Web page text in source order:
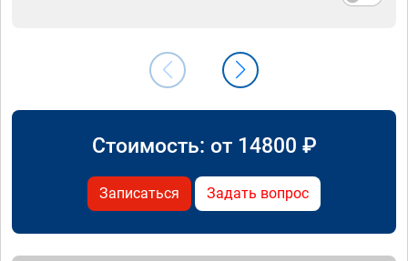
Стоимость: от 14800 ₽
Записаться Задать вопрос